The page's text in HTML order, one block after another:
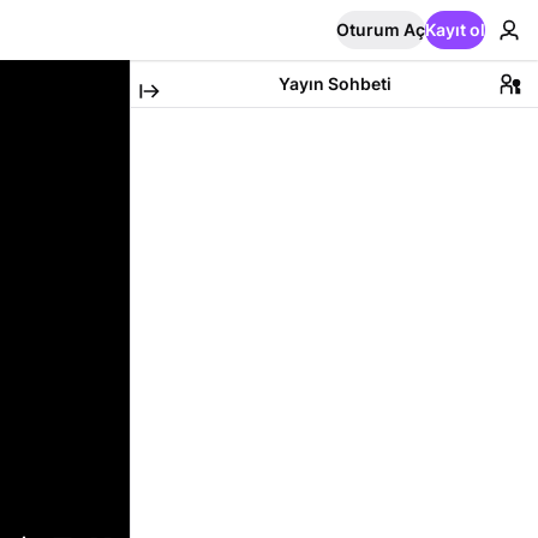
Oturum AçKayıt ol
Yayın Sohbeti